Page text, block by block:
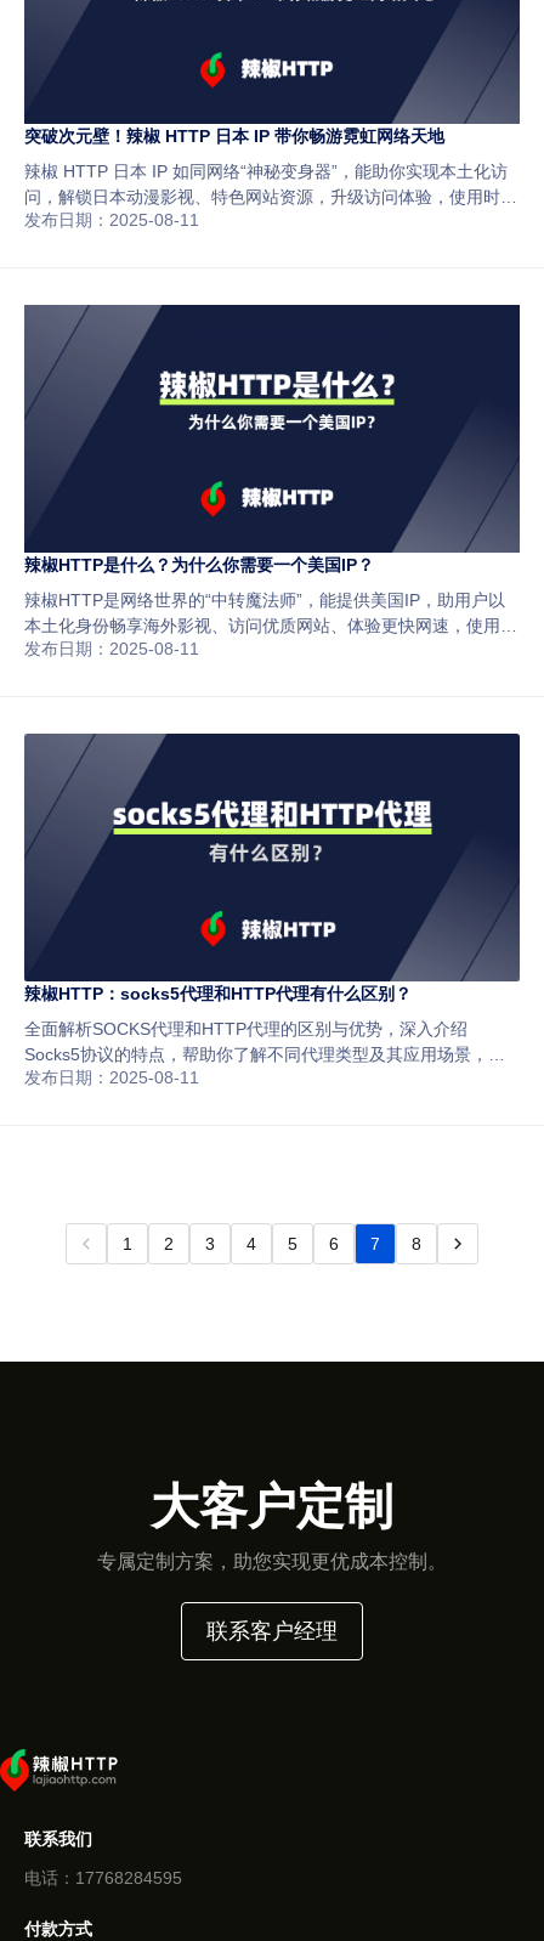
突破次元壁！辣椒 HTTP 日本 IP 带你畅游霓虹网络天地
辣椒 HTTP 日本 IP 如同网络“神秘变身器”，能助你实现本土化访
问，解锁日本动漫影视、特色网站资源，升级访问体验，使用时需
精选节点、完成设置，同时要选正规服务、遵守法规和网站规则、
发布日期：2025-08-11
辣椒HTTP是什么？为什么你需要一个美国IP？
辣椒HTTP是网络世界的“中转魔法师”，能提供美国IP，助用户以
本土化身份畅享海外影视、访问优质网站、体验更快网速，使用时
需选可靠代理、遵守法规、警惕网站检测，确保安全合规开启海外
发布日期：2025-08-11
辣椒HTTP：socks5代理和HTTP代理有什么区别？
全面解析SOCKS代理和HTTP代理的区别与优势，深入介绍
Socks5协议的特点，帮助你了解不同代理类型及其应用场景，助
力选择最适合的网络代理方案。
发布日期：2025-08-11
1 2 3 4 5 6 7 8
大客户定制
专属定制方案，助您实现更优成本控制。
联系客户经理
联系我们
电话：17768284595
付款方式